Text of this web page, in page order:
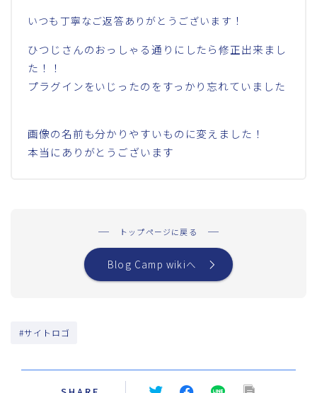
いつも丁寧なご返答ありがとうございます ！
ひつじさんのおっしゃる通りにしたら修正出来まし
た！！
プラグインをいじったのをすっかり忘れていました
画像の名前も分かりやすいものに変えました！
本当にありがとうございます
トップページに戻る
Blog Camp wikiへ
#サイトロゴ